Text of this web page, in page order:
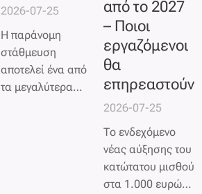
Κυκλοφορίας
(ΚΟΚ).
(ΑΑΔΕ).
2026-07-25
Η παράνομη
στάθμευση
αποτελεί ένα από
τα μεγαλύτερα
από το 2027
– Ποιοι
εργαζόμενοι
θα
επηρεαστούν
2026-07-25
Το ενδεχόμενο
νέας αύξησης του
κατώτατου μισθού
στα 1.000 ευρώ